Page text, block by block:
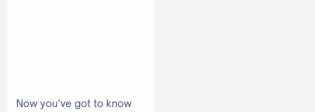
Now you’ve got to know